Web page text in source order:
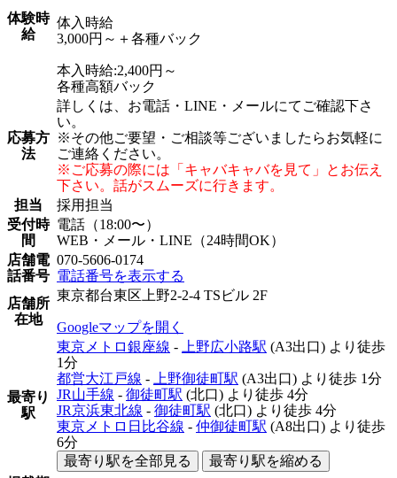
体験時
給
体入時給
3,000円～＋各種バック
本入時給:2,400円～
各種高額バック
応募方
法
詳しくは、お電話・LINE・メールにてご確認下さ
い。
※その他ご要望・ご相談等ございましたらお気軽に
ご連絡ください。
※ご応募の際には「キャバキャバを見て」とお伝え
下さい。話がスムーズに行きます。
担当
採用担当
受付時
間
電話（18:00〜）
WEB・メール・LINE（24時間OK）
店舗電
話番号
070-5606-0174
電話番号を表示する
店舗所
在地
東京都台東区上野2-2-4 TSビル 2F
Googleマップを開く
最寄り
駅
東京メトロ銀座線 - 上野広小路駅 (A3出口) より徒歩
1分
都営大江戸線 - 上野御徒町駅 (A3出口) より徒歩 1分
JR山手線 - 御徒町駅 (北口) より徒歩 4分
JR京浜東北線 - 御徒町駅 (北口) より徒歩 4分
東京メトロ日比谷線 - 仲御徒町駅 (A8出口) より徒歩
6分
最寄り駅を全部見る
最寄り駅を縮める